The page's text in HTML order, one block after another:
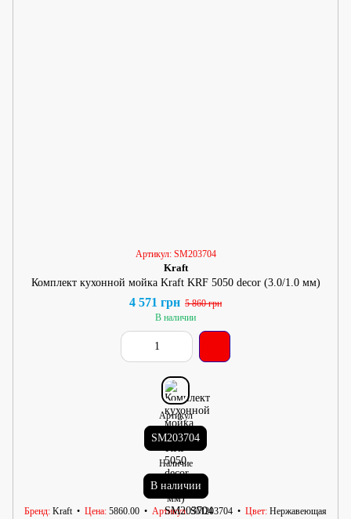
Артикул: SM203704
Kraft
Комплект кухонной мойка Kraft KRF 5050 decor (3.0/1.0 мм)
4 571 грн 5 860 грн
В наличии
Артикул
SM203704
Наличие
В наличии
Бренд Kraft Цена 5860.00 Артикул SM203704 Цвет Нержавеющая